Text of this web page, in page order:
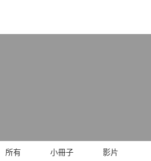
所有 小冊子 影片